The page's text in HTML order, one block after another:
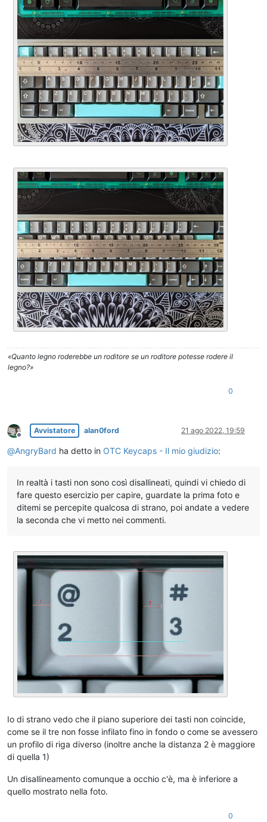
«Quanto legno roderebbe un roditore se un roditore potesse rodere il
legno?»
0
Non in linea
Avvistatore alan0ford 21 ago 2022, 19:59
@AngryBard ha detto in OTC Keycaps - Il mio giudizio:
In realtà i tasti non sono così disallineati, quindi vi chiedo di
fare questo esercizio per capire, guardate la prima foto e
ditemi se percepite qualcosa di strano, poi andate a vedere
la seconda che vi metto nei commenti.
Io di strano vedo che il piano superiore dei tasti non coincide,
come se il tre non fosse infilato fino in fondo o come se avessero
un profilo di riga diverso (inoltre anche la distanza 2 è maggiore
di quella 1)
Un disallineamento comunque a occhio c'è, ma è inferiore a
quello mostrato nella foto.
0